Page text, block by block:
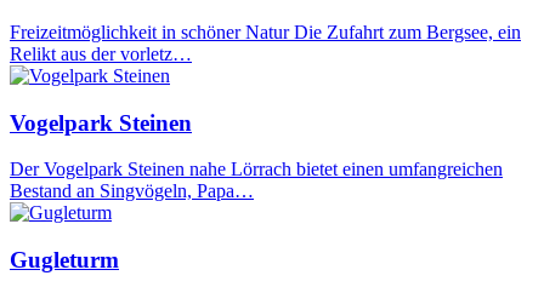
Freizeitmöglichkeit in schöner Natur Die Zufahrt zum Bergsee, ein
Relikt aus der vorletz…
Vogelpark Steinen
Der Vogelpark Steinen nahe Lörrach bietet einen umfangreichen
Bestand an Singvögeln, Papa…
Gugleturm